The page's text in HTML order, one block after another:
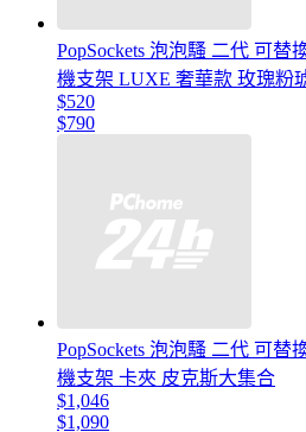
PopSockets 泡泡騷 二代 可替
機支架 LUXE 奢華款 玫瑰粉
$520
$790
PopSockets 泡泡騷 二代 可替
機支架 卡夾 皮克斯大集合
$1,046
$1,090